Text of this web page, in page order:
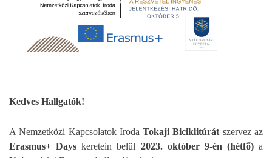
Kedves Hallgatók!
A Nemzetközi Kapcsolatok IrodaTokaji Biciklitúrát szervez az
Erasmus+ Days keretein belül 2023. október 9-én (hétfő)a